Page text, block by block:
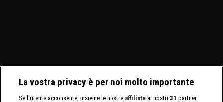
La vostra privacy è per noi molto importante
Se l'utente acconsente, insieme le nostre affiliate ai nostri31 partner